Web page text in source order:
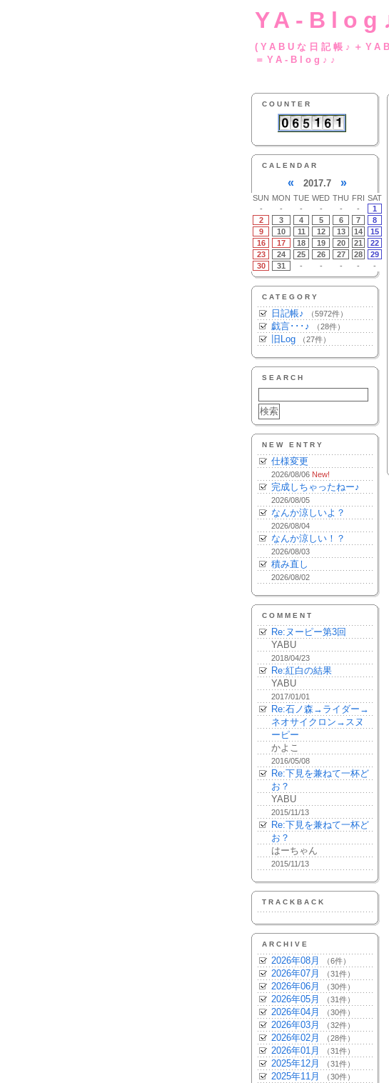
YA-
(YABUな日
＝YA-Blog♪♪
COUNTER
CALENDAR
« 2017.7 »
SUN MON TUE WED THU FRI SAT
-
- - - - -
1
2
3 4 5 6 7
8
9
10 11 12 13 14
15
16
17 18 19 20 21
22
23
24 25 26 27 28
29
30
31 - - - - -
CATEGORY
日記帳♪ （5972件）
戯言･･･♪ （28件）
旧Log （27件）
SEARCH
NEW ENTRY
仕様変更
2026/08/06 New!
完成しちゃったねー♪
2026/08/05
なんか涼しいよ？
2026/08/04
なんか涼しい！？
2026/08/03
積み直し
2026/08/02
COMMENT
Re:ヌーピー第3回
YABU
2018/04/23
Re:紅白の結果
YABU
2017/01/01
Re:石ノ森→ライダー→
ネオサイクロン→スヌ
ーピー
かよこ
2016/05/08
Re:下見を兼ねて一杯ど
お？
YABU
2015/11/13
Re:下見を兼ねて一杯ど
お？
はーちゃん
2015/11/13
TRACKBACK
ARCHIVE
2026年08月 （6件）
2026年07月 （31件）
2026年06月 （30件）
2026年05月 （31件）
2026年04月 （30件）
2026年03月 （32件）
2026年02月 （28件）
2026年01月 （31件）
2025年12月 （31件）
2025年11月 （30件）